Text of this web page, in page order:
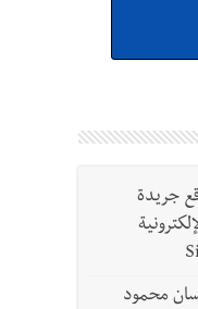
جريدة
محمود